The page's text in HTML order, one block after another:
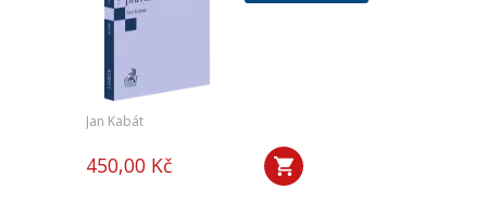
Jan Kabát
450,00 Kč